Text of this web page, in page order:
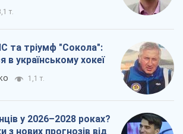
т.
та тріумф "Сокола":
в українському хокеї
1,1 т.
у 2026–2028 роках?
з нових прогнозів від